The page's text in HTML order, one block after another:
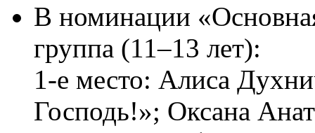
В номинации
группа (11–13 лет):
1-е место: Алиса
Господь!»; Оксана